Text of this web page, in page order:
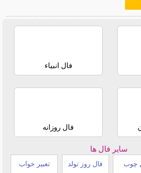
فال انبیاء
فال روزانه
سایر فال ها
چوب فال روز تولد تعبیر خواب